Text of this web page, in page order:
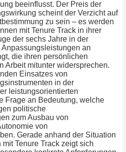
beeinflusst. Der Preis der
scheint der Verzicht auf
zu sein – es werden
mit Tenure Track in ihrer
der sechs Jahre in der
an
die ihren persönlichen
Arbeit mitunter widersprechen.
Einsatzes von
in der
leistungsorientierten
Frage an Bedeutung, welche
politische
zum Ausbau von
von
Gerade anhand der Situation
Tenure Track zeigt sich